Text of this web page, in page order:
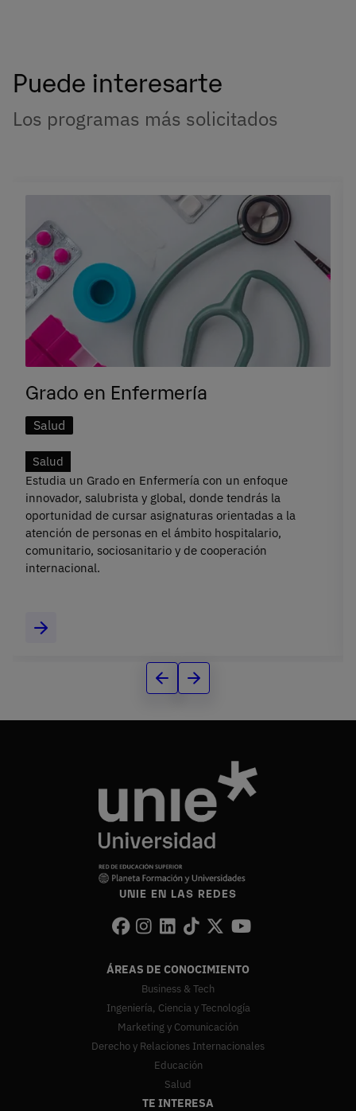
Puede interesarte
Los programas más solicitados
Grado en Enfermería
Salud
Salud
Estudia un Grado en Enfermería con un enfoque
innovador, salubrista y global, donde tendrás la
oportunidad de cursar asignaturas orientadas a la
atención de personas en el ámbito hospitalario,
comunitario, sociosanitario y de cooperación
internacional.
UNIE EN LAS REDES
ÁREAS DE CONOCIMIENTO
Business & Tech
Ingeniería, Ciencia y Tecnología
Marketing y Comunicación
Derecho y Relaciones Internacionales
Educación
Salud
TE INTERESA